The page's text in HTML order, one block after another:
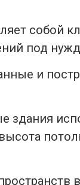
собой
под
и
здания